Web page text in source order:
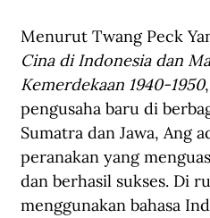
Menurut Twang Peck
Cina di Indonesia dan
Kemerdekaan 1940-1950
pengusaha baru di
Sumatra dan Jawa, Ang
peranakan yang
dan berhasil sukses. Di
menggunakan bahasa